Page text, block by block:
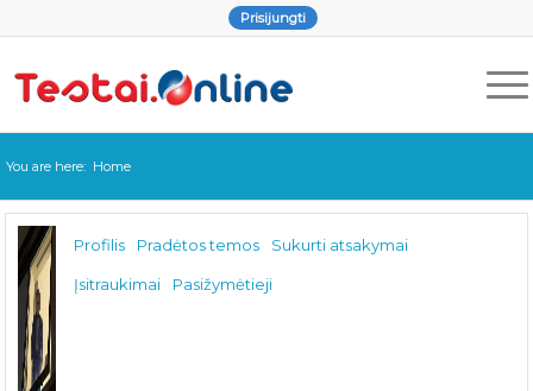
Prisijungti
You are here: Home
Profilis Pradėtos temos Sukurti atsakymai
Įsitraukimai Pasižymėtieji